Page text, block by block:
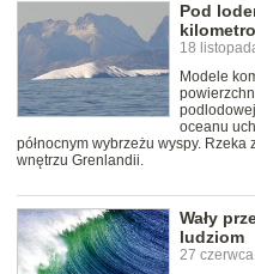
Pod
18
Modele
oceanu
północnym wybrzeżu wyspy.
wnętrzu Grenlandii.
Wały
ludziom
27